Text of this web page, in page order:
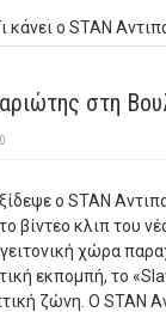
κάνει ο STAN
στη
ο STAN
βίντεο κλιπ του
χώρα
εκπομπή, το
ζώνη. Ο STAN